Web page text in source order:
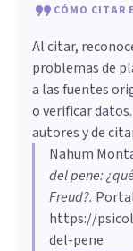
CÓMO CITAR
Al citar,
problemas de
a las fuentes
o verificar
autores y de
Nahum
del pene:
Freud?.
https://
del-pene